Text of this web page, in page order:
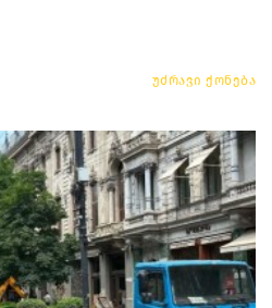
უძრავი ქონება